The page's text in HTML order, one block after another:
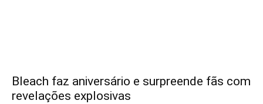
Bleach faz aniversário e surpreende fãs com
revelações explosivas